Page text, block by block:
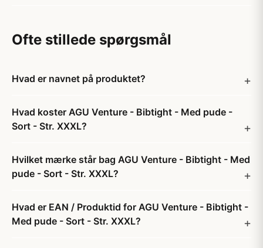
Ofte stillede spørgsmål
Hvad er navnet på produktet?
Hvad koster AGU Venture - Bibtight - Med pude -
Sort - Str. XXXL?
Hvilket mærke står bag AGU Venture - Bibtight - Med
pude - Sort - Str. XXXL?
Hvad er EAN / Produktid for AGU Venture - Bibtight -
Med pude - Sort - Str. XXXL?